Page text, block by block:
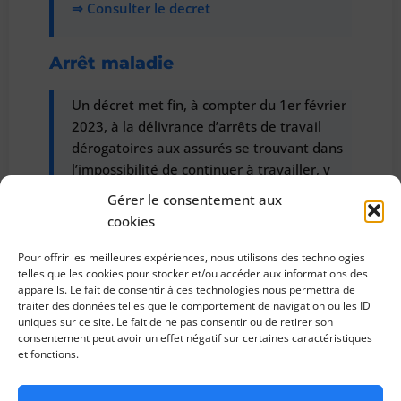
Gérer le consentement aux
cookies
Pour offrir les meilleures expériences, nous utilisons des technologies
telles que les cookies pour stocker et/ou accéder aux informations des
appareils. Le fait de consentir à ces technologies nous permettra de
traiter des données telles que le comportement de navigation ou les ID
uniques sur ce site. Le fait de ne pas consentir ou de retirer son
consentement peut avoir un effet négatif sur certaines caractéristiques
et fonctions.
⇒ Consulter le decret
Arrêt maladie
Un décret met fin, à compter du 1er février
2023, à la délivrance d’arrêts de travail
dérogatoires aux assurés se trouvant dans
l’impossibilité de continuer à travailler, y
compris à distance, en cas de
contamination par la covid-19 établie par
⇒ Consulter le decret
Activité partielle / Chômage
partiel